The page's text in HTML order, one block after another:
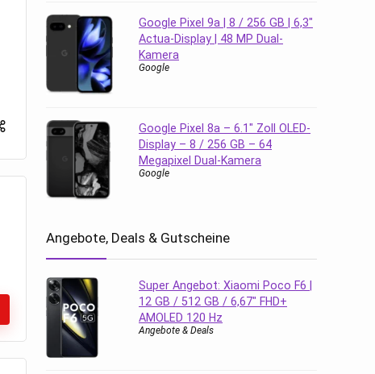
Google Pixel 9a | 8 / 256 GB | 6,3″
Actua-Display | 48 MP Dual-
Kamera
Google
Google Pixel 8a – 6.1″ Zoll OLED-
Display – 8 / 256 GB – 64
Megapixel Dual-Kamera
Google
Angebote, Deals & Gutscheine
Super Angebot: Xiaomi Poco F6 |
12 GB / 512 GB / 6,67″ FHD+
AMOLED 120 Hz
Angebote & Deals